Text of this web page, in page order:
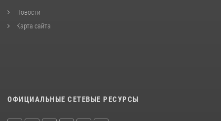
Новости
Карта сайта
ОФИЦИАЛЬНЫЕ СЕТЕВЫЕ РЕСУРСЫ